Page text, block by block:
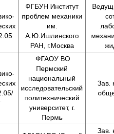
ФГБУН Институт
проблем механики
им.
А.Ю.Ишлинского
РАН, г.Москва
ФГАОУ ВО
Пермский
национальный
исследовательский
политехнический
университет, г.
Пермь
Зав.
Зав.